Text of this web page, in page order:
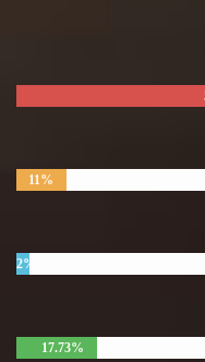
11%
2%
17.73%